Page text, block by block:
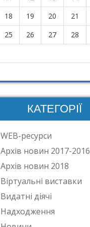
18 19 20 21
25 26 27 28
КАТЕГОРІЇ
WEB-ресурси
Архів новин 2017-2016
Архів новин 2018
Віртуальні виставки
Видатні діячі
Надходження